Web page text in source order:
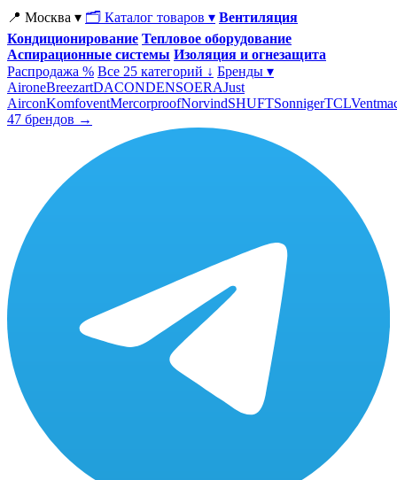
📍 Москва ▾ 🗂 Каталог товаров ▾ Вентиляция
Кондиционирование Тепловое оборудование
Аспирационные системы Изоляция и огнезащита
Распродажа % Все 25 категорий ↓ Бренды ▾
AironeBreezartDACONDENSOERAJust
AirconKomfoventMercorproofNorvindSHUFTSonnigerTCL
47 брендов →